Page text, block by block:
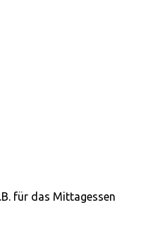
für das Mittagessen